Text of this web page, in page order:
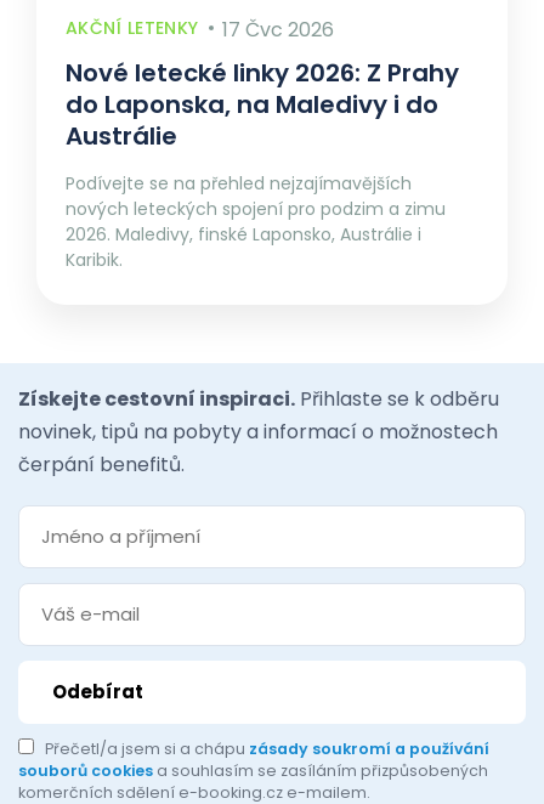
AKČNÍ LETENKY 17 Čvc 2026
Nové letecké linky 2026: Z Prahy
do Laponska, na Maledivy i do
Austrálie
Podívejte se na přehled nejzajímavějších
nových leteckých spojení pro podzim a zimu
2026. Maledivy, finské Laponsko, Austrálie i
Karibik.
Získejte cestovní inspiraci. Přihlaste se k odběru
novinek, tipů na pobyty a informací o možnostech
čerpání benefitů.
Přečetl/a jsem si a chápu zásady soukromí a používání
souborů cookies a souhlasím se zasíláním přizpůsobených
komerčních sdělení e-booking.cz e-mailem.